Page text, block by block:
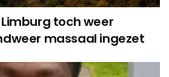
toch weer
massaal ingezet